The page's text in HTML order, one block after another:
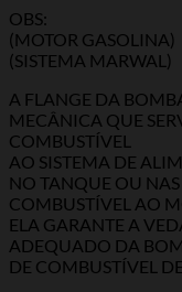
OBS:
(MOTOR GASOLINA)
(SISTEMA MARWAL)
A FLANGE DA
MECÂNICA QUE
COMBUSTÍVEL
AO SISTEMA DE
NO TANQUE OU
COMBUSTÍVEL AO
ELA GARANTE A
ADEQUADO DA
DE COMBUSTÍVEL